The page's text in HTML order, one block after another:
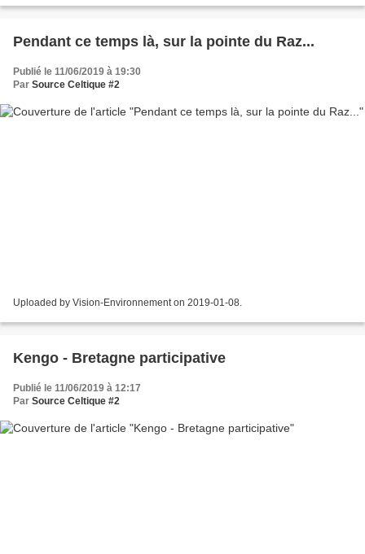
Pendant ce temps là, sur la pointe du Raz...
Publié le 11/06/2019 à 19:30
Par Source Celtique #2
Uploaded by Vision-Environnement on 2019-01-08.
Kengo - Bretagne participative
Publié le 11/06/2019 à 12:17
Par Source Celtique #2